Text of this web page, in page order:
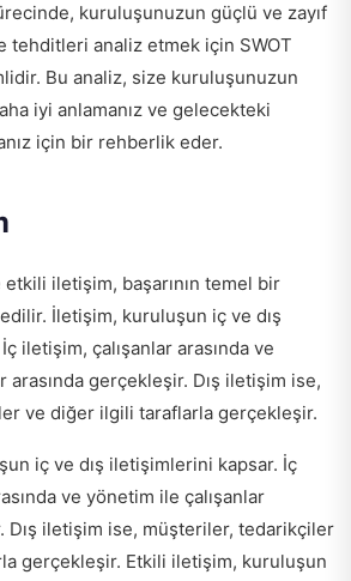
kuruluşunuzun güçlü ve zayıf
tehditleri analiz etmek için SWOT
Bu analiz, size kuruluşunuzun
iyi anlamanız ve gelecekteki
için bir rehberlik eder.
iletişim, başarının temel bir
İletişim, kuruluşun iç ve dış
iletişim, çalışanlar arasında ve
arasında gerçekleşir. Dış iletişim ise,
ve diğer ilgili taraflarla gerçekleşir.
iç ve dış iletişimlerini kapsar. İç
ve yönetim ile çalışanlar
Dış iletişim ise, müşteriler, tedarikçiler
gerçekleşir. Etkili iletişim, kuruluşun